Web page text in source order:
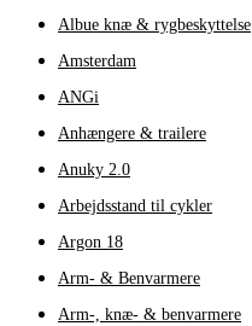
Albue knæ & rygbeskyttelse
Amsterdam
ANGi
Anhængere & trailere
Anuky 2.0
Arbejdsstand til cykler
Argon 18
Arm- & Benvarmere
Arm-, knæ- & benvarmere